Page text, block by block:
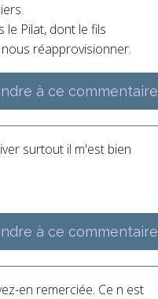
le Pilat, dont le fils
réapprovisionner.
à ce commentaire
surtout il m'est bien
à ce commentaire
en remerciée. Ce n est